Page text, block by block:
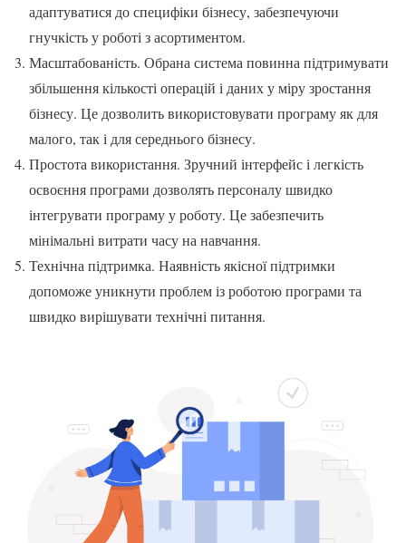
адаптуватися до специфіки бізнесу, забезпечуючи
гнучкість у роботі з асортиментом.
Масштабованість. Обрана система повинна підтримувати
збільшення кількості операцій і даних у міру зростання
бізнесу. Це дозволить використовувати програму як для
малого, так і для середнього бізнесу.
Простота використання. Зручний інтерфейс і легкість
освоєння програми дозволять персоналу швидко
інтегрувати програму у роботу. Це забезпечить
мінімальні витрати часу на навчання.
Технічна підтримка. Наявність якісної підтримки
допоможе уникнути проблем із роботою програми та
швидко вирішувати технічні питання.